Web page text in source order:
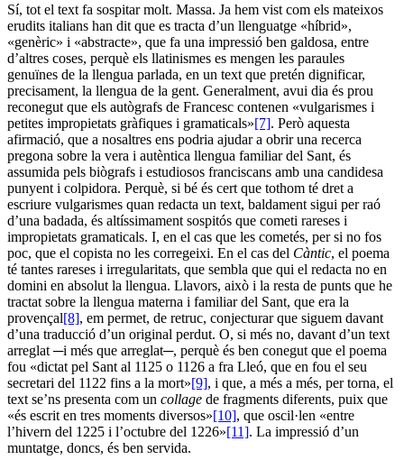
Sí, tot el text fa sospitar molt. Massa. Ja hem vist com els mateixos
erudits italians han dit que es tracta d’un llenguatge «híbrid»,
«genèric» i «abstracte», que fa una impressió ben galdosa, entre
d’altres coses, perquè els llatinismes es mengen les paraules
genuïnes de la llengua parlada, en un text que pretén dignificar,
precisament, la llengua de la gent. Generalment, avui dia és prou
reconegut que els autògrafs de Francesc contenen «vulgarismes i
petites impropietats gràfiques i gramaticals»[7]. Però aquesta
afirmació, que a nosaltres ens podria ajudar a obrir una recerca
pregona sobre la vera i autèntica llengua familiar del Sant, és
assumida pels biògrafs i estudiosos franciscans amb una candidesa
punyent i colpidora. Perquè, si bé és cert que tothom té dret a
escriure vulgarismes quan redacta un text, baldament sigui per raó
d’una badada, és altíssimament sospitós que cometi rareses i
impropietats gramaticals. I, en el cas que les cometés, per si no fos
poc, que el copista no les corregeixi. En el cas del Càntic, el poema
té tantes rareses i irregularitats, que sembla que qui el redacta no en
domini en absolut la llengua. Llavors, això i la resta de punts que he
tractat sobre la llengua materna i familiar del Sant, que era la
provençal[8], em permet, de retruc, conjecturar que siguem davant
d’una traducció d’un original perdut. O, si més no, davant d’un text
arreglat ─i més que arreglat─, perquè és ben conegut que el poema
fou «dictat pel Sant al 1125 o 1126 a fra Lleó, que en fou el seu
secretari del 1122 fins a la mort»[9], i que, a més a més, per torna, el
text se’ns presenta com un collage de fragments diferents, puix que
«és escrit en tres moments diversos»[10], que oscil·len «entre
l’hivern del 1225 i l’octubre del 1226»[11]. La impressió d’un
muntatge, doncs, és ben servida.